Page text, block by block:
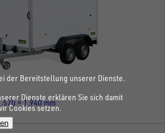
× 1.940 mm
der Bereitstellung unserer Dienste.
Dienste erklären Sie sich damit
Cookies setzen.